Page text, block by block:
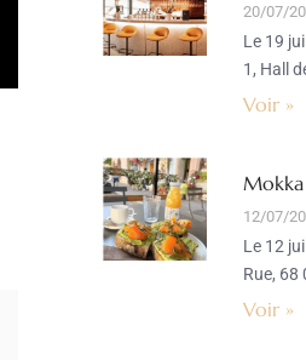
20/07/
Le 19
1, Hall
Voir »
Mokka
12/07/
Le 12
Rue, 68
Voir »